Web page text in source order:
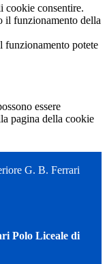
cookie consentire.
il funzionamento della
funzionamento potete
essere
pagina della cookie
G. B. Ferrari
Polo Liceale di